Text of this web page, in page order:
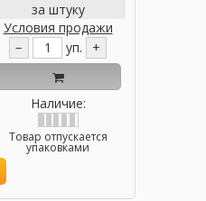
за штуку
Условия продажи
−
уп. +
Наличие:
Товар отпускается
упаковками